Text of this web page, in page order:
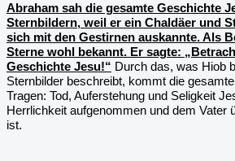
Abraham sah die gesamte Geschichte
Sternbildern, weil er ein Chaldäer und
sich mit den Gestirnen auskannte. Als
Sterne wohl bekannt. Er sagte:
Geschichte Jesu!“ Durch das, was Hiob
Sternbilder beschreibt, kommt die
Tragen: Tod, Auferstehung und Seligkeit
Herrlichkeit aufgenommen und dem Vater
ist.